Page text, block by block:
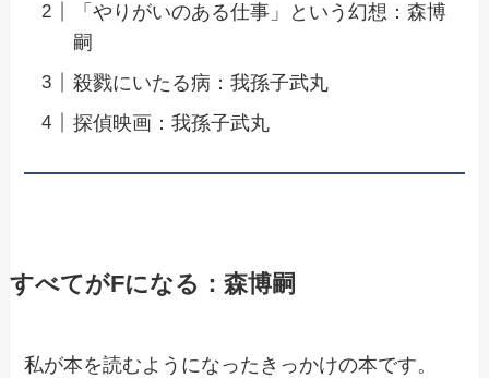
「やりがいのある仕事」という幻想：森博
嗣
殺戮にいたる病：我孫子武丸
探偵映画：我孫子武丸
すべてがFになる：森博嗣
私が本を読むようになったきっかけの本です。